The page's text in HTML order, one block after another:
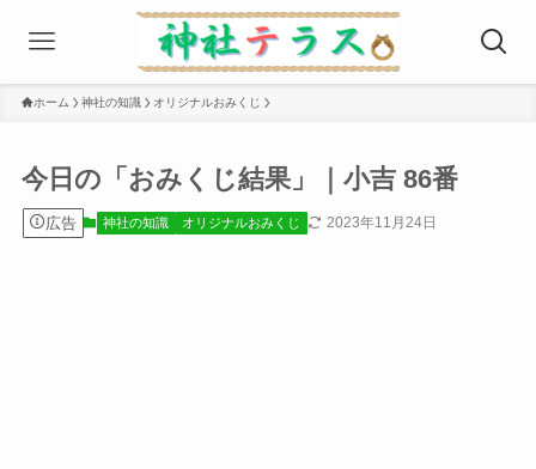
ホーム 神社の知識 オリジナルおみくじ
今日の「おみくじ結果」｜小吉 86番
広告 神社の知識 オリジナルおみくじ 2023年11月24日